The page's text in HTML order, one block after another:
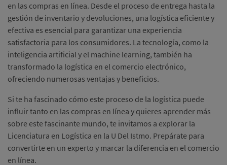
en las compras en línea. Desde el proceso de entrega hasta la
gestión de inventario y devoluciones, una logística eficiente y
efectiva es esencial para garantizar una experiencia
satisfactoria para los consumidores. La tecnología, como la
inteligencia artificial y el machine learning, también ha
transformado la logística en el comercio electrónico,
ofreciendo numerosas ventajas y beneficios.
Si te ha fascinado cómo este proceso de la logística puede
influir tanto en las compras en línea y quieres aprender más
sobre este fascinante mundo, te invitamos a explorar la
Licenciatura en Logística en la U Del Istmo. Prepárate para
convertirte en un experto y marcar la diferencia en el comercio
en línea.